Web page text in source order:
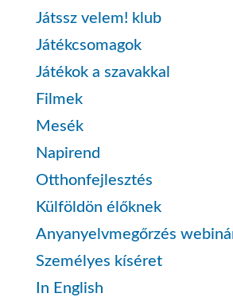
Játssz velem! klub
Játékcsomagok
Játékok a szavakkal
Filmek
Mesék
Napirend
Otthonfejlesztés
Külföldön élőknek
Anyanyelvmegőrzés
Személyes kíséret
In English